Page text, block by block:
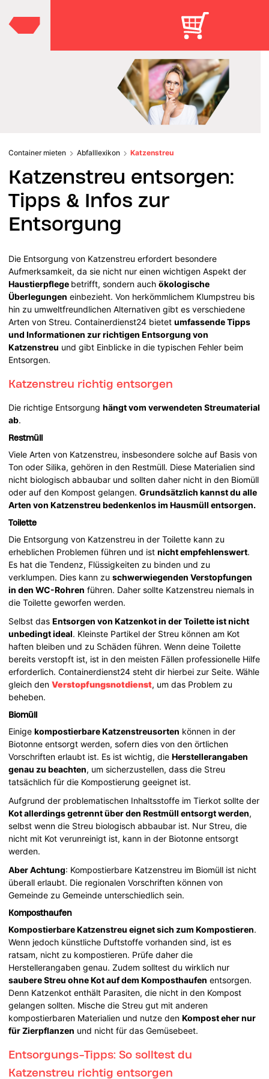
Container mieten Abfalllexikon Katzenstreu
Katzenstreu entsorgen:
Tipps & Infos zur
Entsorgung
Die Entsorgung von Katzenstreu erfordert besondere
Aufmerksamkeit, da sie nicht nur einen wichtigen Aspekt der
Haustierpflege betrifft, sondern auchökologische
Überlegungen einbezieht. Von herkömmlichem Klumpstreu bis
hin zu umweltfreundlichen Alternativen gibt es verschiedene
Arten von Streu. Containerdienst24 bietetumfassende Tipps
und Informationen zur richtigen Entsorgung von
Katzenstreu und gibt Einblicke in die typischen Fehler beim
Entsorgen.
Katzenstreu richtig entsorgen
Die richtige Entsorgunghängt vom verwendeten Streumaterial
ab.
Restmüll
Viele Arten von Katzenstreu, insbesondere solche auf Basis von
Ton oder Silika, gehören in den Restmüll. Diese Materialien sind
nicht biologisch abbaubar und sollten daher nicht in den Biomüll
oder auf den Kompost gelangen.Grundsätzlich kannst du alle
Arten von Katzenstreu bedenkenlos im Hausmüll entsorgen.
Toilette
Die Entsorgung von Katzenstreu in der Toilette kann zu
erheblichen Problemen führen und istnicht empfehlenswert.
Es hat die Tendenz, Flüssigkeiten zu binden und zu
verklumpen. Dies kann zuschwerwiegenden Verstopfungen
in den WC-Rohren führen. Daher sollte Katzenstreu niemals in
die Toilette geworfen werden.
Selbst dasEntsorgen von Katzenkot in der Toilette ist nicht
unbedingt ideal. Kleinste Partikel der Streu können am Kot
haften bleiben und zu Schäden führen. Wenn deine Toilette
bereits verstopft ist, ist in den meisten Fällen professionelle Hilfe
erforderlich. Containerdienst24 steht dir hierbei zur Seite. Wähle
gleich denVerstopfungsnotdienst, um das Problem zu
beheben.
Biomüll
Einigekompostierbare Katzenstreusorten können in der
Biotonne entsorgt werden, sofern dies von den örtlichen
Vorschriften erlaubt ist. Es ist wichtig, dieHerstellerangaben
genau zu beachten, um sicherzustellen, dass die Streu
tatsächlich für die Kompostierung geeignet ist.
Aufgrund der problematischen Inhaltsstoffe im Tierkot sollte der
Kot allerdings getrennt über den Restmüll entsorgt werden,
selbst wenn die Streu biologisch abbaubar ist. Nur Streu, die
nicht mit Kot verunreinigt ist, kann in der Biotonne entsorgt
werden.
Aber Achtung: Kompostierbare Katzenstreu im Biomüll ist nicht
überall erlaubt. Die regionalen Vorschriften können von
Gemeinde zu Gemeinde unterschiedlich sein.
Komposthaufen
Kompostierbare Katzenstreu eignet sich zum Kompostieren.
Wenn jedoch künstliche Duftstoffe vorhanden sind, ist es
ratsam, nicht zu kompostieren. Prüfe daher die
Herstellerangaben genau. Zudem solltest du wirklich nur
saubere Streu ohne Kot auf dem Komposthaufen entsorgen.
Denn Katzenkot enthält Parasiten, die nicht in den Kompost
gelangen sollten. Mische die Streu gut mit anderen
kompostierbaren Materialien und nutze denKompost eher nur
für Zierpflanzen und nicht für das Gemüsebeet.
Entsorgungs-Tipps: So solltest du
Katzenstreu richtig entsorgen